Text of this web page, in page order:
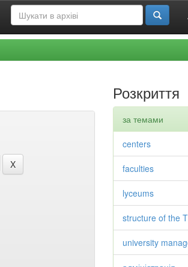
Розкриття
за темами
centers
faculties
lyceums
structure of the
university